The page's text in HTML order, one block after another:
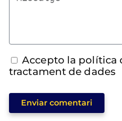
Accepto la política
tractament de dades
Enviar comentari